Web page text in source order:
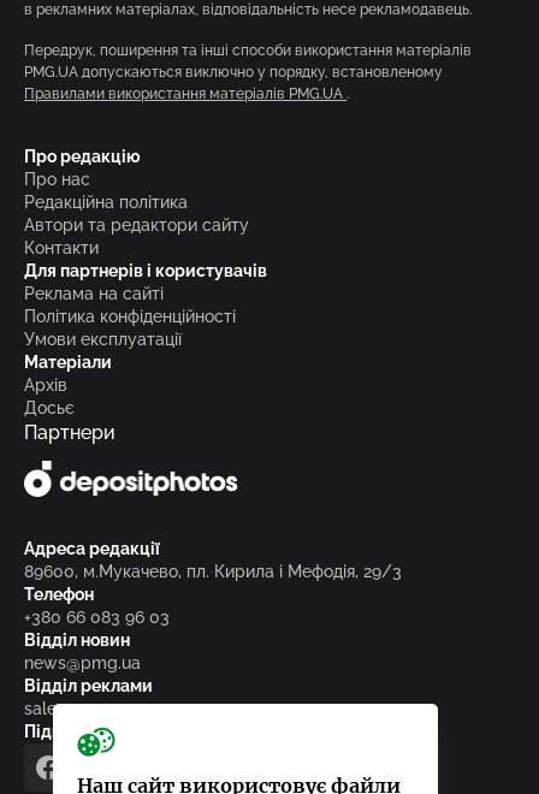
в рекламних матеріалах, відповідальність несе рекламодавець.
Передрук, поширення та інші способи використання матеріалів
PMG.UA допускаються виключно у порядку, встановленому
Правилами використання матеріалів PMG.UA .
Про редакцію
Про нас
Редакційна політика
Автори та редактори сайту
Контакти
Для партнерів і користувачів
Реклама на сайті
Політика конфіденційності
Умови експлуатації
Матеріали
Архів
Досьє
Партнери
Адреса редакції
89600, м.Мукачево, пл. Кирила і Мефодія, 29/3
Телефон
+380 66 083 96 03
Відділ новин
news@pmg.ua
Відділ реклами
sales@pmg.ua
Підписуйтесь на нас у соціальних мережах
facebooktelegram
Наш сайт використовує файли